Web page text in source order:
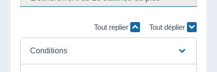
Tout replier Tout déplier
Conditions